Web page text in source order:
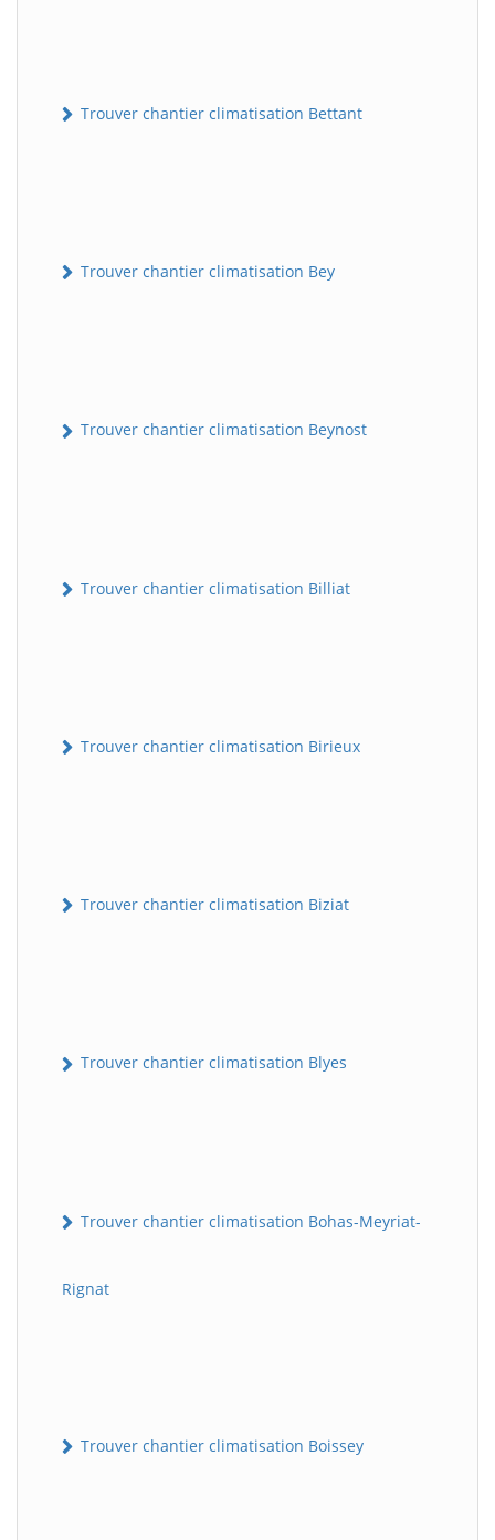
Trouver chantier climatisation Bettant
Trouver chantier climatisation Bey
Trouver chantier climatisation Beynost
Trouver chantier climatisation Billiat
Trouver chantier climatisation Birieux
Trouver chantier climatisation Biziat
Trouver chantier climatisation Blyes
Trouver chantier climatisation Bohas-Meyriat-
Rignat
Trouver chantier climatisation Boissey